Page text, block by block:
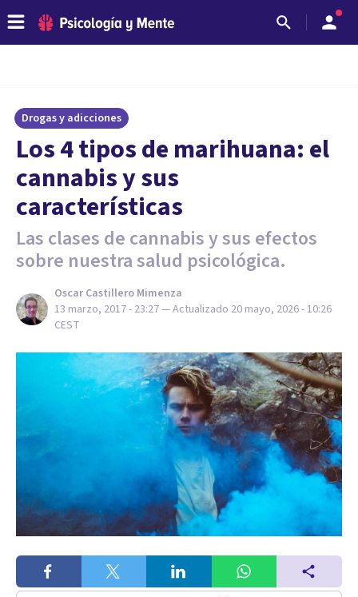
Drogas y adicciones
Los 4 tipos de marihuana: el
cannabis y sus
características
Las clases de cannabis y sus efectos
sobre nuestra salud psicológica.
Oscar Castillero Mimenza
13 marzo, 2017 - 23:27— Actualizado 20 mayo, 2026 - 10:26
CEST